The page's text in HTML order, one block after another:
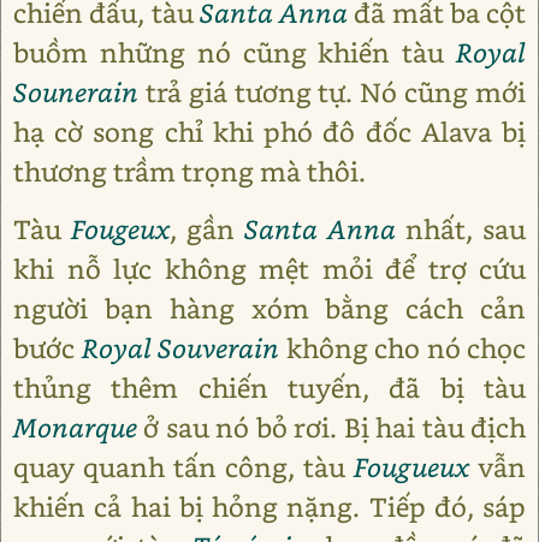
chiến đấu, tàuSanta Anna đã mất ba cột
buồm những nó cũng khiến tàuRoyal
Sounerain trả giá tương tự. Nó cũng mới
hạ cờ song chỉ khi phó đô đốc Alava bị
thương trầm trọng mà thôi.
TàuFougeux, gần Santa Anna nhất, sau
khi nỗ lực không mệt mỏi để trợ cứu
người bạn hàng xóm bằng cách cản
bướcRoyalSouverain không cho nó chọc
thủng thêm chiến tuyến, đã bị tàu
Monarque ở sau nó bỏ rơi. Bị hai tàu địch
quay quanh tấn công, tàuFougueuxvẫn
khiến cả hai bị hỏng nặng. Tiếp đó, sáp